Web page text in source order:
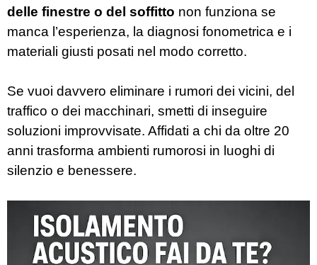
delle finestre o del soffitto non funziona se
manca l’esperienza, la diagnosi fonometrica e i
materiali giusti posati nel modo corretto.
Se vuoi davvero eliminare i rumori dei vicini, del
traffico o dei macchinari, smetti di inseguire
soluzioni improvvisate. Affidati a chi da oltre 20
anni trasforma ambienti rumorosi in luoghi di
silenzio e benessere.